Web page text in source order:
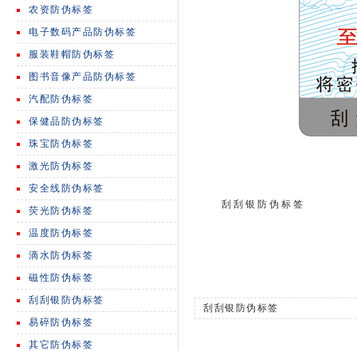
农资防伪标签
电子数码产品防伪标签
服装鞋帽防伪标签
图书音像产品防伪标签
汽配防伪标签
保健品防伪标签
珠宝防伪标签
激光防伪标签
安全线防伪标签
荧光防伪标签
温度防伪标签
滴水防伪标签
磁性防伪标签
刮刮银防伪标签
易碎防伪标签
其它防伪标签
刮刮银防伪标签
刮刮银防伪标签